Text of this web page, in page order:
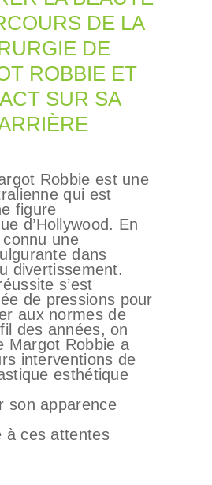
DE LA
DE
ROBBIE ET
SUR SA
Robbie est une
qui est
figure
d’Hollywood. En
une
dans
divertissement.
s’est
de pressions pour
aux normes de
des années, on
Margot Robbie a
interventions de
esthétique
son apparence
à ces attentes